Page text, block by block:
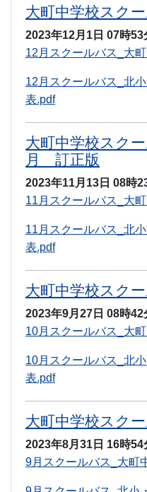
大町中学校スク
2023年12月1日 07時53
12月スクールバス_大
12月スクールバス_北
表.pdf
大町中学校スク
月 訂正版
2023年11月13日 08時
11月スクールバス_大
11月スクールバス_北
表.pdf
大町中学校スク
2023年9月27日 08時42
10月スクールバス_大
10月スクールバス_北
表.pdf
大町中学校スク
2023年8月31日 16時54
9月スクールバス_大町